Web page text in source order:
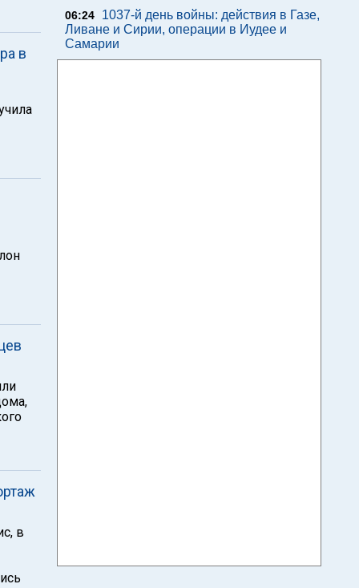
в
в
06:24
1037-й день войны: действия в Газе,
Ливане и Сирии, операции в Иудее и
Самарии